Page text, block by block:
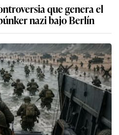
que genera el
nazi bajo Berlín